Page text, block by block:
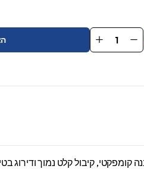
Oscilloscope
Probes